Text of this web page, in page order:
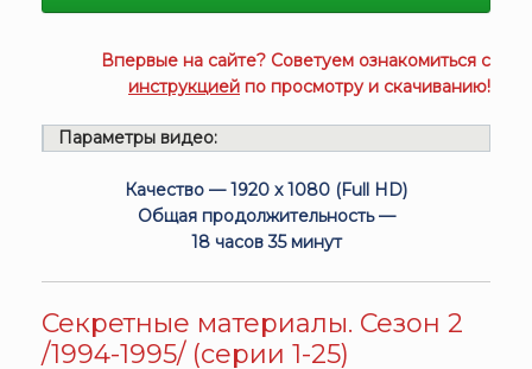
Впервые на сайте? Советуем ознакомиться с
инструкцией по просмотру и скачиванию!
Параметры видео:
Качество — 1920 x 1080 (Full HD)
Общая продолжительность —
18 часов 35 минут
Секретные материалы. Сезон 2
/1994-1995/ (серии 1-25)